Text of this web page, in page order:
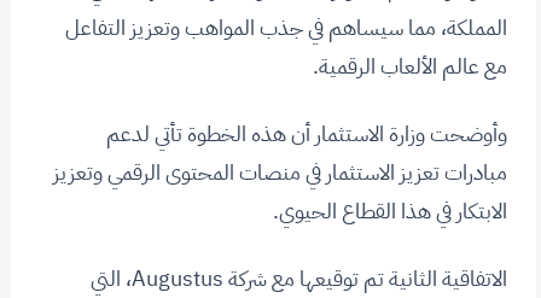
المملكة، مما سيساهم في جذب المواهب وتعزيز التفاعل
مع عالم الألعاب الرقمية.
وأوضحت وزارة الاستثمار أن هذه الخطوة تأتي لدعم
مبادرات تعزيز الاستثمار في منصات المحتوى الرقمي وتعزيز
الابتكار في هذا القطاع الحيوي.
الاتفاقية الثانية تم توقيعها مع شركة Augustus، التي